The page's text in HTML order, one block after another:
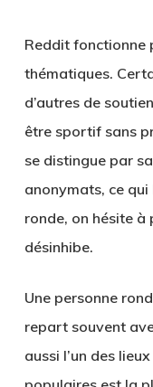
Reddit fonctionne
thématiques.
d’autres de
être sportif sans
se distingue par
anonymats, ce qui
ronde, on hésite à
désinhibe.
Une personne
repart souvent
aussi l’un des